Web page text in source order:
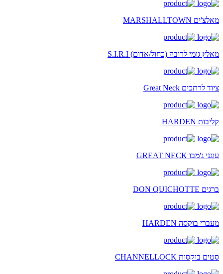
מאלצ'ים MARSHALLTOWN
מאלץ גומי לרובה (כחול/אדום) S.I.R.I
ציוד לרתכים Great Neck
קליבות HARDEN
עוגני ג'מבו GREAT NECK
ברגים DON QUICHOTTE
מעברי בוקסה HARDEN
סטים בוקסות CHANNELLOCK